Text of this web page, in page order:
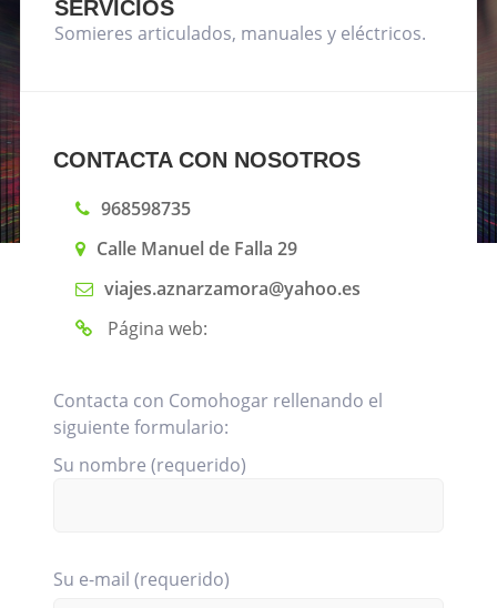
SERVICIOS
Somieres articulados, manuales y eléctricos.
CONTACTA CON NOSOTROS
968598735
Calle Manuel de Falla 29
viajes.aznarzamora@yahoo.es
Página web:
Contacta con Comohogar rellenando el
siguiente formulario:
Su nombre (requerido)
Su e-mail (requerido)